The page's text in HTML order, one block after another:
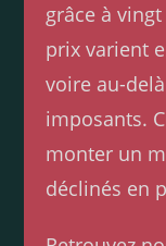
grâce à
prix varient
voire au-
imposants.
monter un
déclinés en